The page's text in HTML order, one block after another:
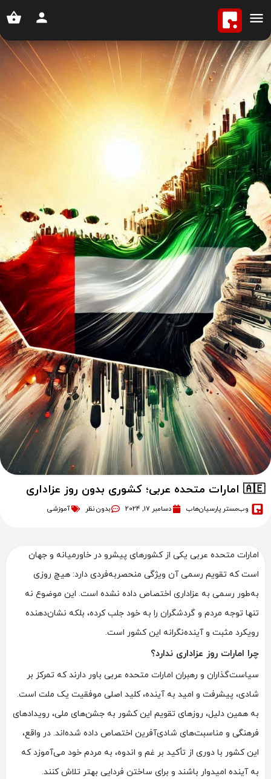
🇦🇪 امارات متحده عربی؛ کشوری بدون روز عزاداری
وب‌مستر پارسیان‌هاب دسامبر 17, 2024 بدون نظر آموزشی
امارات متحده عربی یکی از کشورهای پیشرو در خاورمیانه و جهان
است که تقویم رسمی آن ویژگی منحصربه‌فردی دارد: هیچ روزی
به‌طور رسمی به عزاداری اختصاص داده نشده است. این موضوع نه
تنها توجه مردم و گردشگران را به خود جلب کرده، بلکه نشان‌دهنده
رویکرد مثبت و آینده‌نگرانه این کشور است.
چرا امارات روز عزاداری ندارد؟
سیاست‌گذاران و رهبران امارات متحده عربی باور دارند که تمرکز بر
شادی، پیشرفت و امید به آینده، کلید اصلی موفقیت یک ملت است.
به همین دلیل، روزهای تقویم این کشور به جشن‌های ملی، رویدادهای
فرهنگی و مناسبت‌های شادی‌آفرین اختصاص داده شده‌اند. در واقع،
این کشور با دوری از تأکید بر غم و اندوه، به مردم خود می‌آموزد که
به آینده امیدوار باشند و برای ساختن فردایی بهتر تلاش کنند.